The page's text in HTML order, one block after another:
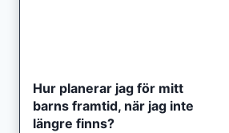
Hur planerar jag för mitt
barns framtid, när jag inte
längre finns?